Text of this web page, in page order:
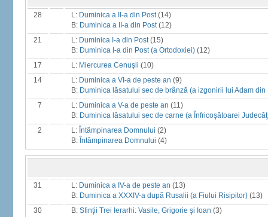
28 L: Duminica a II-a din Post(14)
B: Duminica a II-a din Post(12)
21
L: Duminica I-a din Post(15)
B: Duminica I-a din Post (a Ortodoxiei) (12)
17
L: Miercurea Cenuşii (10)
14
L: Duminica a VI-a de peste an (9)
B: Duminica lăsatului sec de brânză (a izgonirii lui Adam din
7
L: Duminica a V-a de peste an (11)
B: Duminica lăsatului sec de carne (a Înfricoşătoarei
2
L: Întâmpinarea Domnului (2)
B: Întâmpinarea Domnului (4)
31 L: Duminica a IV-a de peste an (13)
B: Duminica a XXXIV-a după Rusalii (a Fiului Risipitor) (13)
30
B: Sfinţii Trei Ierarhi: Vasile, Grigorie şi Ioan (3)